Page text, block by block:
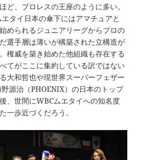
ど、プロレスの王座のように多い。
タイ日本の傘下にはアマチュアと
められるジュニアリーグからプロの
選手層は薄いが構築された立構造が
権威を築き始めた他組織も存在する
てがここに集約している訳ではない
大和哲也や現世界スーパーフェザー
源治（PHOENIX）の日本のトップ
、世間にWBCムエタイへの知名度
一歩近づくだろう。